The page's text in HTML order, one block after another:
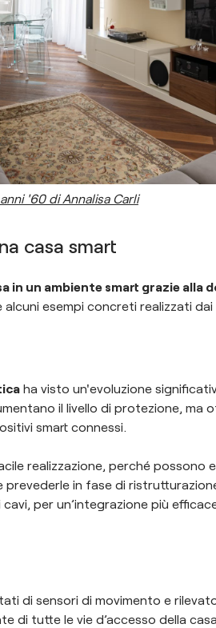
'60 di Annalisa Carli
casa smart
in un ambiente smart grazie alla
esempi concreti realizzati
ha visto un'evoluzione
il livello di protezione, ma
smart connessi.
realizzazione, perché possono
prevederle in fase di
per un’integrazione più
di sensori di movimento e
di tutte le vie d’accesso della